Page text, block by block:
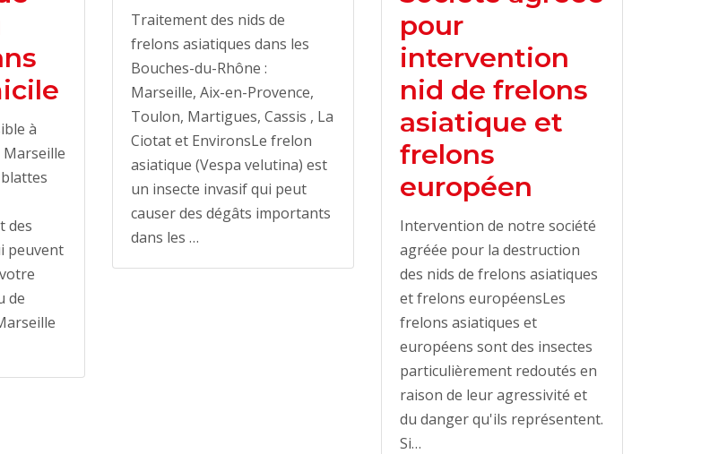
à
Marseille
des
peuvent
de
Traitement des nids de
frelons asiatiques dans les
Bouches-du-Rhône :
Marseille, Aix-en-Provence,
Toulon, Martigues, Cassis , La
Ciotat et EnvironsLe frelon
asiatique (Vespa velutina) est
un insecte invasif qui peut
causer des dégâts importants
dans les …
pour
intervention
nid de frelons
asiatique et
frelons
européen
Intervention de notre société
agréée pour la destruction
des nids de frelons asiatiques
et frelons européensLes
frelons asiatiques et
européens sont des insectes
particulièrement redoutés en
raison de leur agressivité et
du danger qu'ils représentent.
Si…